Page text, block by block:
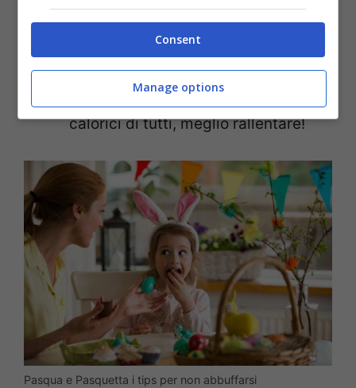
mettere quello che volete mangiare
nel vostro piatto e limitarsi a quello.
In secondo luogo gli antipasti sono
anche solitamente i piatti più
calorici di tutti, meglio rallentare!
Pasqua e Pasquetta i tips per non abbuffarsi
Consent
Manage options